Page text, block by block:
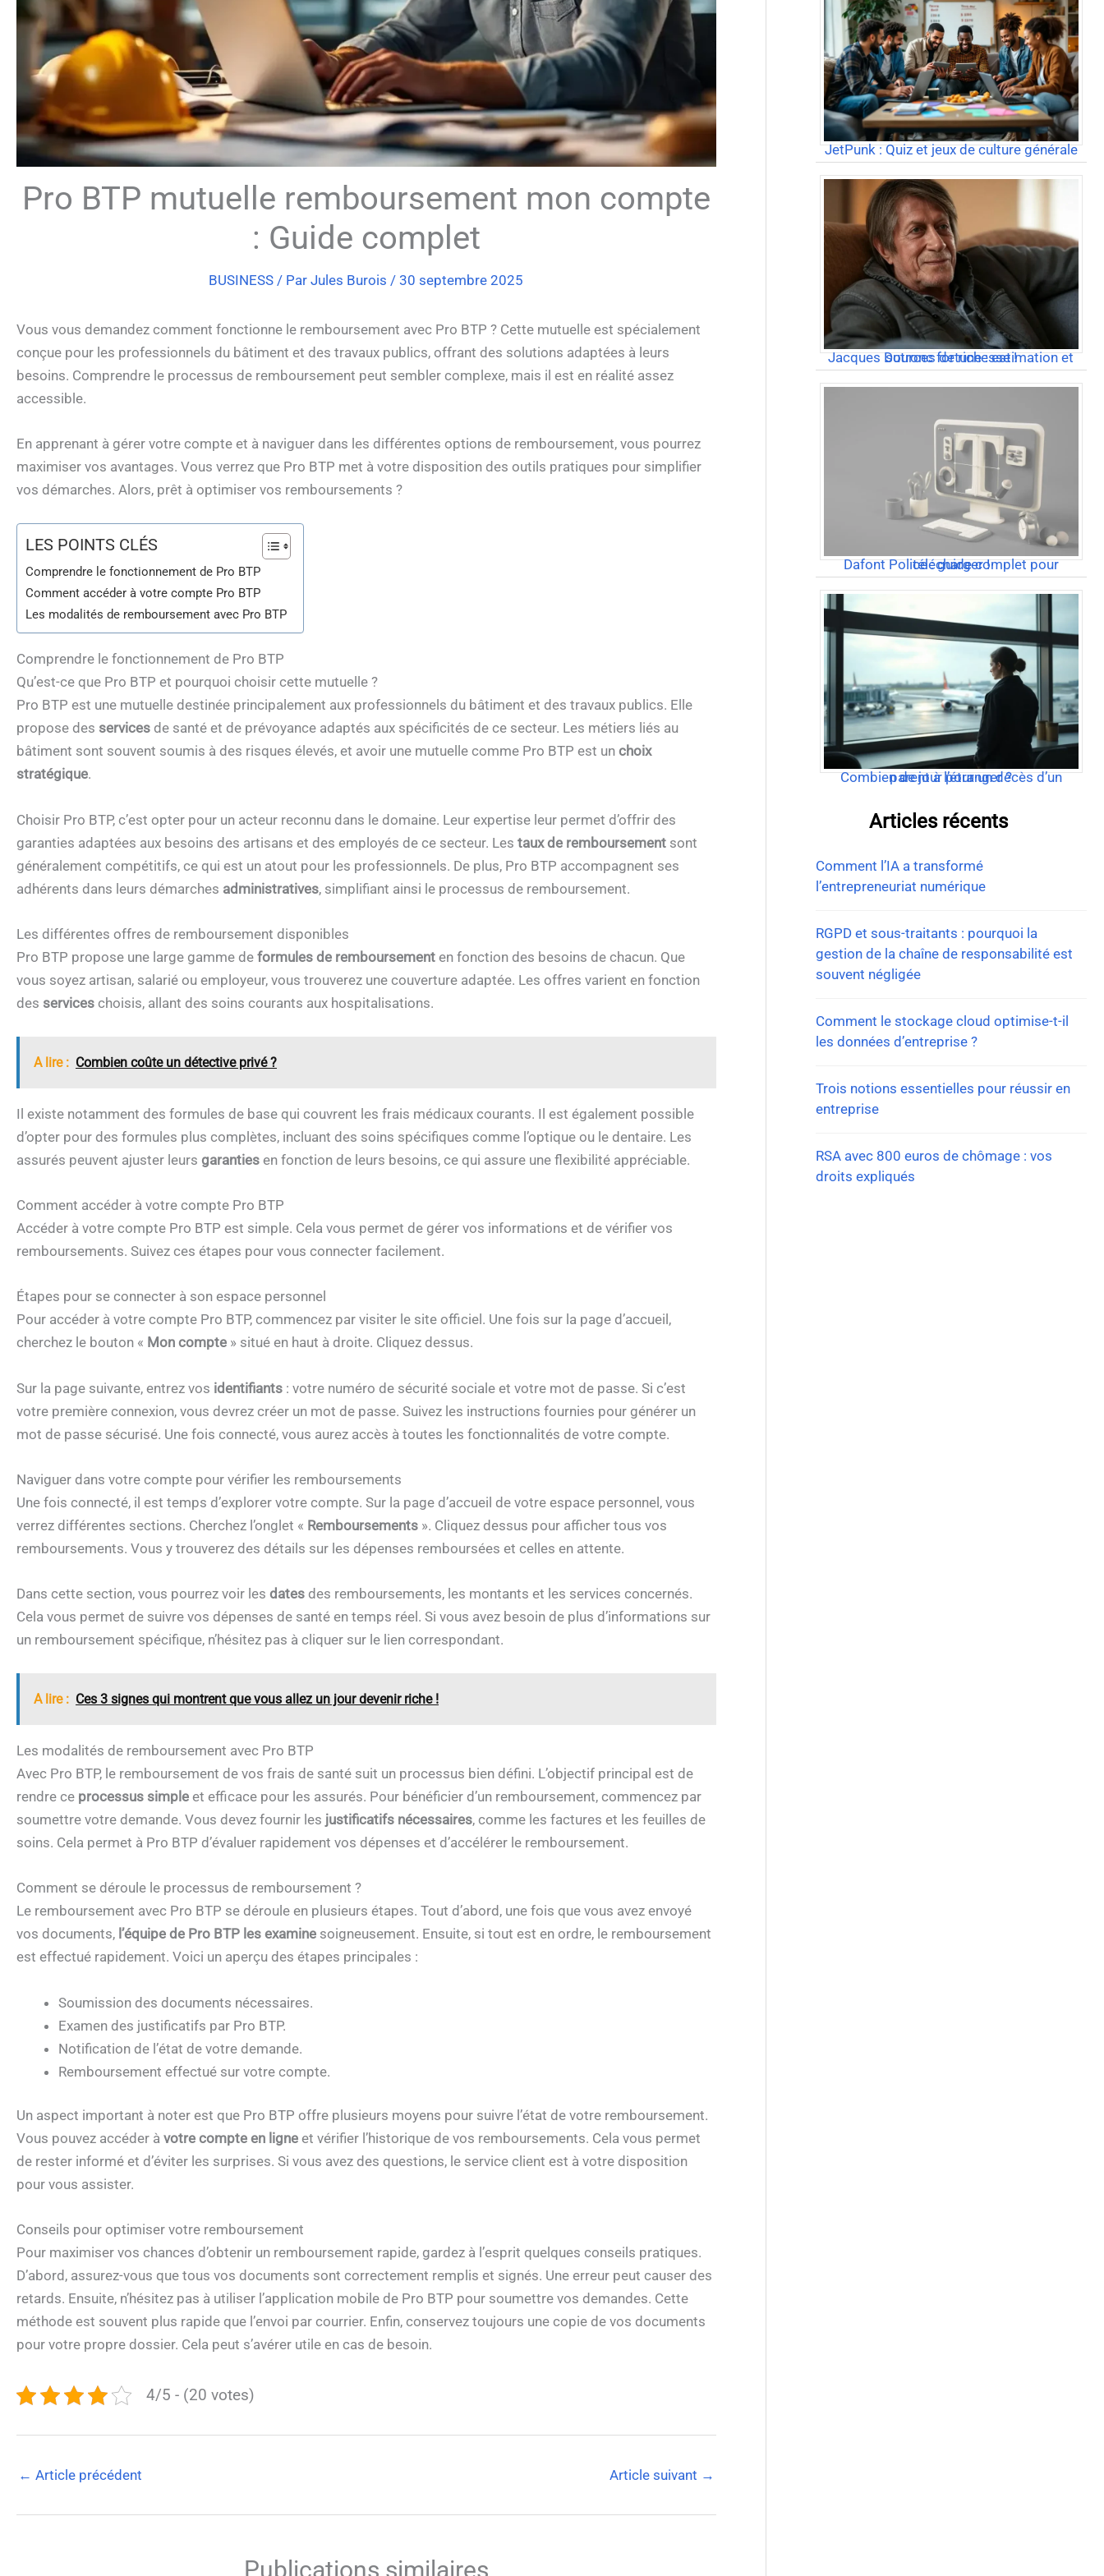
Pro BTP mutuelle remboursement mon compte
: Guide complet
BUSINESS / ParJules Burois/30 septembre 2025
Vous vous demandez comment fonctionne le remboursement avec Pro BTP ? Cette mutuelle est spécialement
conçue pour les professionnels du bâtiment et des travaux publics, offrant des solutions adaptées à leurs
besoins. Comprendre le processus de remboursement peut sembler complexe, mais il est en réalité assez
accessible.
En apprenant à gérer votre compte et à naviguer dans les différentes options de remboursement, vous pourrez
maximiser vos avantages. Vous verrez que Pro BTP met à votre disposition des outils pratiques pour simplifier
vos démarches. Alors, prêt à optimiser vos remboursements ?
LES POINTS CLÉS
Comprendre le fonctionnement de Pro BTP
Comment accéder à votre compte Pro BTP
Les modalités de remboursement avec Pro BTP
Comprendre le fonctionnement de Pro BTP
Qu’est-ce que Pro BTP et pourquoi choisir cette mutuelle ?
Pro BTP est une mutuelle destinée principalement aux professionnels du bâtiment et des travaux publics. Elle
propose des services de santé et de prévoyance adaptés aux spécificités de ce secteur. Les métiers liés au
bâtiment sont souvent soumis à des risques élevés, et avoir une mutuelle comme Pro BTP est un choix
stratégique.
Choisir Pro BTP, c’est opter pour un acteur reconnu dans le domaine. Leur expertise leur permet d’offrir des
garanties adaptées aux besoins des artisans et des employés de ce secteur. Les taux de remboursement sont
généralement compétitifs, ce qui est un atout pour les professionnels. De plus, Pro BTP accompagnent ses
adhérents dans leurs démarches administratives, simplifiant ainsi le processus de remboursement.
Les différentes offres de remboursement disponibles
Pro BTP propose une large gamme de formules de remboursement en fonction des besoins de chacun. Que
vous soyez artisan, salarié ou employeur, vous trouverez une couverture adaptée. Les offres varient en fonction
des services choisis, allant des soins courants aux hospitalisations.
A lire : Combien coûte un détective privé ?
Il existe notamment des formules de base qui couvrent les frais médicaux courants. Il est également possible
d’opter pour des formules plus complètes, incluant des soins spécifiques comme l’optique ou le dentaire. Les
assurés peuvent ajuster leurs garanties en fonction de leurs besoins, ce qui assure une flexibilité appréciable.
Comment accéder à votre compte Pro BTP
Accéder à votre compte Pro BTP est simple. Cela vous permet de gérer vos informations et de vérifier vos
remboursements. Suivez ces étapes pour vous connecter facilement.
Étapes pour se connecter à son espace personnel
Pour accéder à votre compte Pro BTP, commencez par visiter le site officiel. Une fois sur la page d’accueil,
cherchez le bouton « Mon compte » situé en haut à droite. Cliquez dessus.
Sur la page suivante, entrez vos identifiants : votre numéro de sécurité sociale et votre mot de passe. Si c’est
votre première connexion, vous devrez créer un mot de passe. Suivez les instructions fournies pour générer un
mot de passe sécurisé. Une fois connecté, vous aurez accès à toutes les fonctionnalités de votre compte.
Naviguer dans votre compte pour vérifier les remboursements
Une fois connecté, il est temps d’explorer votre compte. Sur la page d’accueil de votre espace personnel, vous
verrez différentes sections. Cherchez l’onglet « Remboursements ». Cliquez dessus pour afficher tous vos
remboursements. Vous y trouverez des détails sur les dépenses remboursées et celles en attente.
Dans cette section, vous pourrez voir les dates des remboursements, les montants et les services concernés.
Cela vous permet de suivre vos dépenses de santé en temps réel. Si vous avez besoin de plus d’informations sur
un remboursement spécifique, n’hésitez pas à cliquer sur le lien correspondant.
A lire : Ces 3 signes qui montrent que vous allez un jour devenir riche !
Les modalités de remboursement avec Pro BTP
Avec Pro BTP, le remboursement de vos frais de santé suit un processus bien défini. L’objectif principal est de
rendre ce processus simple et efficace pour les assurés. Pour bénéficier d’un remboursement, commencez par
soumettre votre demande. Vous devez fournir les justificatifs nécessaires, comme les factures et les feuilles de
soins. Cela permet à Pro BTP d’évaluer rapidement vos dépenses et d’accélérer le remboursement.
Comment se déroule le processus de remboursement ?
Le remboursement avec Pro BTP se déroule en plusieurs étapes. Tout d’abord, une fois que vous avez envoyé
vos documents, l’équipe de Pro BTP les examine soigneusement. Ensuite, si tout est en ordre, le remboursement
est effectué rapidement. Voici un aperçu des étapes principales :
Soumission des documents nécessaires.
Examen des justificatifs par Pro BTP.
Notification de l’état de votre demande.
Remboursement effectué sur votre compte.
Un aspect important à noter est que Pro BTP offre plusieurs moyens pour suivre l’état de votre remboursement.
Vous pouvez accéder à votre compte en ligne et vérifier l’historique de vos remboursements. Cela vous permet
de rester informé et d’éviter les surprises. Si vous avez des questions, le service client est à votre disposition
pour vous assister.
Conseils pour optimiser votre remboursement
Pour maximiser vos chances d’obtenir un remboursement rapide, gardez à l’esprit quelques conseils pratiques.
D’abord, assurez-vous que tous vos documents sont correctement remplis et signés. Une erreur peut causer des
retards. Ensuite, n’hésitez pas à utiliser l’application mobile de Pro BTP pour soumettre vos demandes. Cette
méthode est souvent plus rapide que l’envoi par courrier. Enfin, conservez toujours une copie de vos documents
pour votre propre dossier. Cela peut s’avérer utile en cas de besoin.
4/5 - (20 votes)
← Article précédent Article suivant →
Publications similaires
JetPunk : Quiz et jeux de culture générale
Jacques Dutronc fortune : estimation et sources de richesse !
Dafont Police : guide complet pour télécharger !
Combien de jour pour un décès d’un parent à l’étranger ?
Articles récents
Comment l’IA a transformé
l’entrepreneuriat numérique
RGPD et sous-traitants : pourquoi la
gestion de la chaîne de responsabilité est
souvent négligée
Comment le stockage cloud optimise-t-il
les données d’entreprise ?
Trois notions essentielles pour réussir en
entreprise
RSA avec 800 euros de chômage : vos
droits expliqués